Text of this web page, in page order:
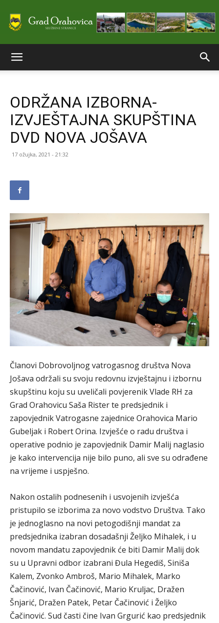
stranice
Grada
ODRŽANA IZBORNA-
IZVJEŠTAJNA SKUPŠTINA
DVD NOVA JOŠAVA
17 ožujka, 2021 - 21:32
Članovi Dobrovoljnog vatrogasnog društva Nova
Jošava održali su svoju redovnu izvještajnu i izbornu
skupštinu koju su uveličali povjerenik Vlade RH za
Grad Orahovicu Saša Rister te predsjednik i
zapovjednik Vatrogasne zajednice Orahovica Mario
Gubeljak i Robert Orina. Izvješće o radu društva i
operative podnio je zapovjednik Damir Malij naglasio
je kako intervencija nije bilo puno, ali sve su odrađene
na vrijeme i uspješno.
Nakon ostalih podnesenih i usvojenih izvješća
pristupilo se izborima za novo vodstvo Društva. Tako
je jednoglasno na novi petogodišnji mandat za
predsjednika izabran dosadašnji Željko Mihalek, i u
novom mandatu zapovjednik će biti Damir Malij dok
su u Upravni odbor izabrani Đula Hegediš, Siniša
Kalem, Zvonko Ambroš, Mario Mihalek, Marko
Čačinović, Ivan Čačinović, Mario Kruljac, Dražen
Šnjarić, Dražen Patek, Petar Čačinović i Željko
Čačinović. Sud časti čine Ivan Grgurić kao predsjednik